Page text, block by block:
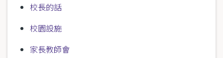
校長的話
校園設施
家長教師會